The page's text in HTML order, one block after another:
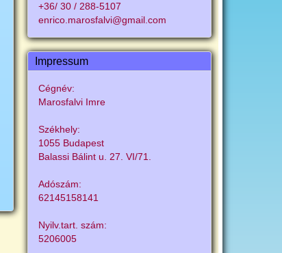
+36/ 30 / 288-5107
enrico.marosfalvi@gmail.com
Impressum
Cégnév:
Marosfalvi Imre
Székhely:
1055 Budapest
Balassi Bálint u. 27. VI/71.
Adószám:
62145158141
Nyilv.tart. szám:
5206005